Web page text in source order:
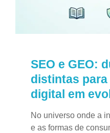
SEO e GEO:
distintas
digital em
No universo onde a
e as formas de